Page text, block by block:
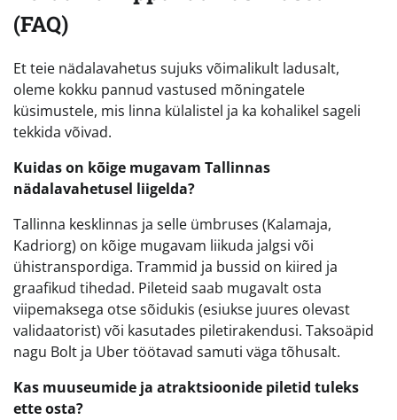
(FAQ)
Et teie nädalavahetus sujuks võimalikult ladusalt,
oleme kokku pannud vastused mõningatele
küsimustele, mis linna külalistel ja ka kohalikel sageli
tekkida võivad.
Kuidas on kõige mugavam Tallinnas
nädalavahetusel liigelda?
Tallinna kesklinnas ja selle ümbruses (Kalamaja,
Kadriorg) on kõige mugavam liikuda jalgsi või
ühistranspordiga. Trammid ja bussid on kiired ja
graafikud tihedad. Pileteid saab mugavalt osta
viipemaksega otse sõidukis (esiukse juures olevast
validaatorist) või kasutades piletirakendusi. Taksoäpid
nagu Bolt ja Uber töötavad samuti väga tõhusalt.
Kas muuseumide ja atraktsioonide piletid tuleks
ette osta?